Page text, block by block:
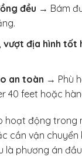
đều → Bám
vượt địa hình tốt
an toàn → Phù
40 feet hoặc
hoạt động trong
cần vận chuyển
là phương án